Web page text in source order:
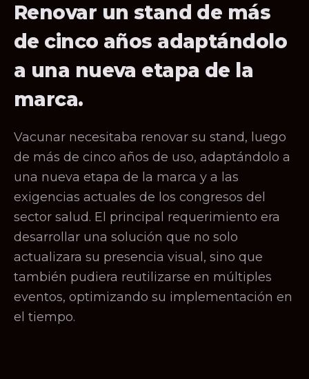
Renovar un stand de más
de cinco años adaptándolo
a una nueva etapa de la
marca.
Vacunar necesitaba renovar su stand, luego
de más de cinco años de uso, adaptándolo a
una nueva etapa de la marca y a las
exigencias actuales de los congresos del
sector salud. El principal requerimiento era
desarrollar una solución que no solo
actualizara su presencia visual, sino que
también pudiera reutilizarse en múltiples
eventos, optimizando su implementación en
el tiempo.